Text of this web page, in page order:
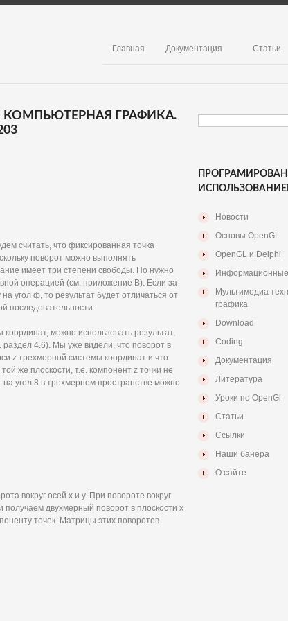
Главная Документация Статьи
ГРАФИКА.
считать, что фиксированная точка
поворот можно выполнять
имеет три степени свободы. Но нужно
операцией (см. приложение В). Если за
угол ф, то результат будет отличаться от
последовательности.
можно использовать результат,
4.6). Мы уже видели, что поворот в
z трехмерной системы координат и что
же плоскости, т.е. компонент z точки не
угол 8 в трехмерном пространстве можно
вокруг осей х и у. При повороте вокруг
двухмерный поворот в плоскости х
точек. Матрицы этих поворотов
Новости
Основы OpenGL
OpenGL и Delphi
Информационные
Мультимедиа
графика
Download
Coding
Документация
Литература
Уроки по OpenGl
Статьи
Ссылки
Наши банера
О сайте